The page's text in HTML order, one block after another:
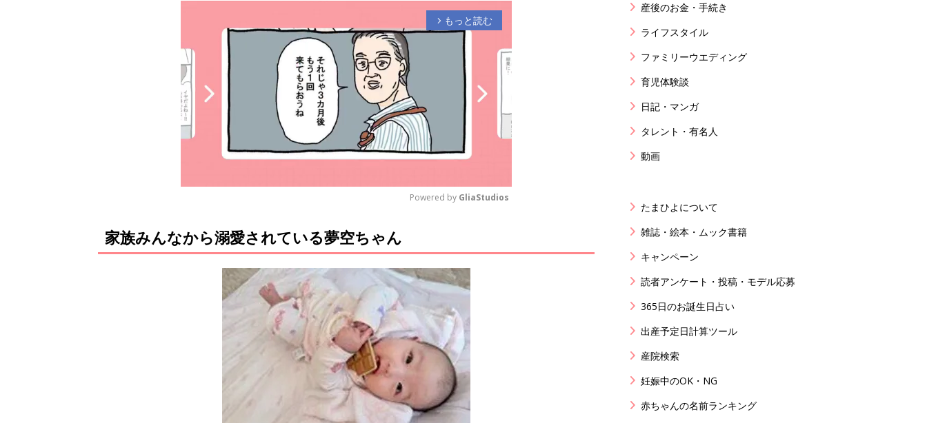
arrow_forward_ios もっと読む
u
t
Powered by GliaStudios
家族みんなから溺愛されている夢空ちゃん
産後のお金・手続き
ライフスタイル
ファミリーウエディング
育児体験談
日記・マンガ
タレント・有名人
動画
たまひよについて
雑誌・絵本・ムック書籍
キャンペーン
読者アンケート・投稿・モデル応募
365日のお誕生日占い
出産予定日計算ツール
産院検索
妊娠中のOK・NG
赤ちゃんの名前ランキング